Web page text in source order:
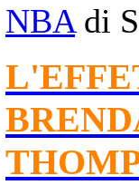
NBAdi